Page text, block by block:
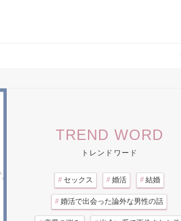
TREND WORD
トレンドワード
# セックス # 婚活 # 結婚
# 婚活で出会った論外な男性の話